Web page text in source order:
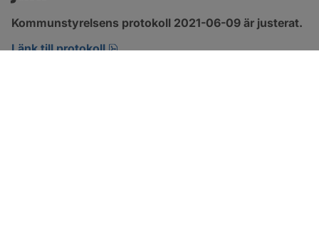
Kommunstyrelsens protokoll 2021-06-09 är justerat.
Länk till protokoll
pdf, 294.5 kB, öppnas i nytt fönster.